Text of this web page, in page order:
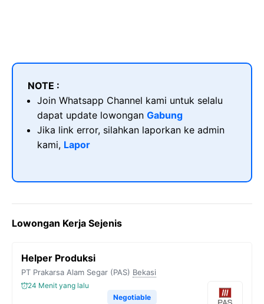
NOTE :
Join Whatsapp Channel kami untuk selalu
dapat update lowongan Gabung
Jika link error, silahkan laporkan ke admin
kami, Lapor
Lowongan Kerja Sejenis
Helper Produksi
PT Prakarsa Alam Segar (PAS) Bekasi
24 Menit yang lalu
Negotiable